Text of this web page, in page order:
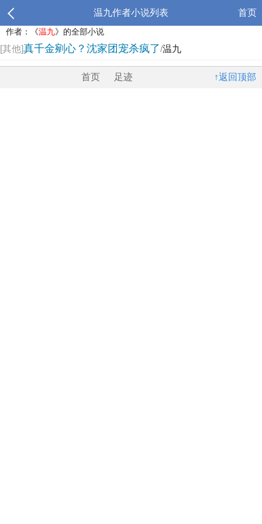
温九作者小说列表 首页
作者：《温九》的全部小说
[其他]真千金剜心？沈家团宠杀疯了/温九
↑返回顶部
首页 足迹